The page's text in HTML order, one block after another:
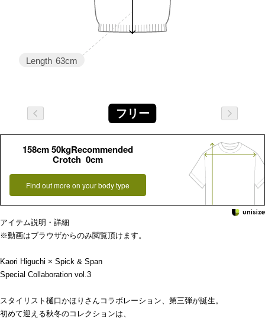
Length 63cm
フリー
158cm 50kgRecommended
Crotch 0cm
Find out more on your body type
アイテム説明・詳細
※動画はブラウザからのみ閲覧頂けます。
Kaori Higuchi × Spick & Span
Special Collaboration vol.3
スタイリスト樋口かほりさんコラボレーション、第三弾が誕生。
初めて迎える秋冬のコレクションは、